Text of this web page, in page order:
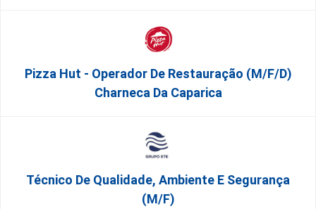
Pizza Hut - Operador De Restauração (m/f/d)
Charneca Da Caparica
Técnico De Qualidade, Ambiente E Segurança
(m/f)